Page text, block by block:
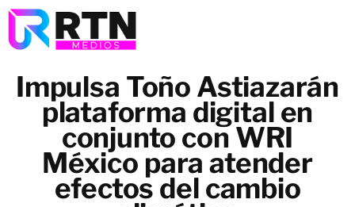
Impulsa Toño Astiazarán
plataforma digital en
conjunto con WRI
México para atender
efectos del cambio